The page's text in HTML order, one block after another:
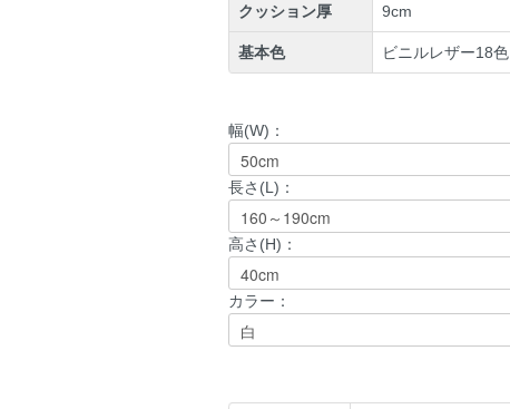
クッション厚 9cm
基本色 ビニルレザー18色
幅(W)：
長さ(L)：
高さ(H)：
カラー：